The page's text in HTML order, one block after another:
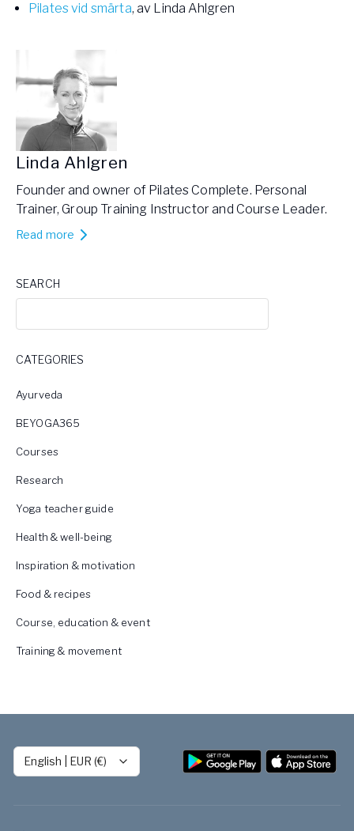
Pilates vid smärta, av Linda Ahlgren
Linda Ahlgren
Founder and owner of Pilates Complete. Personal
Trainer, Group Training Instructor and Course Leader.
Read more
SEARCH
CATEGORIES
Ayurveda
BEYOGA365
Courses
Research
Yoga teacher guide
Health & well-being
Inspiration & motivation
Food & recipes
Course, education & event
Training & movement
English EUR (€)